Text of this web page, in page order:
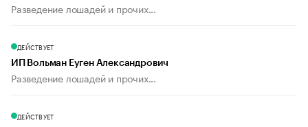
Разведение лошадей и прочих...
ДЕЙСТВУЕТ
ИП Вольман Еуген Александрович
Разведение лошадей и прочих...
ДЕЙСТВУЕТ